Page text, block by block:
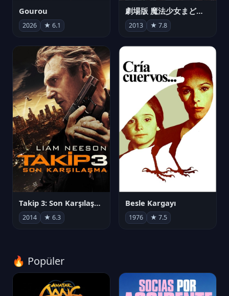
Gourou
2026 ★ 6.1
劇場版 魔法少女まどか☆マギカ[新編]叛逆の物語
2013 ★ 7.8
Takip 3: Son Karşılaşma
2014 ★ 6.3
Besle Kargayı
1976 ★ 7.5
🔥 Popüler